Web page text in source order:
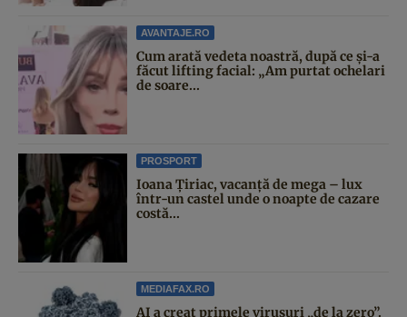
AVANTAJE.RO
Cum arată vedeta noastră, după ce și-a
făcut lifting facial: „Am purtat ochelari
de soare...
PROSPORT
Ioana Țiriac, vacanță de mega – lux
într-un castel unde o noapte de cazare
costă...
MEDIAFAX.RO
AI a creat primele virusuri „de la zero”.